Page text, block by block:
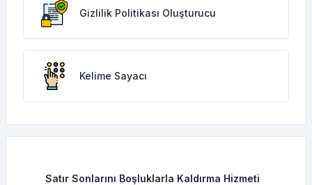
Gizlilik Politikası Oluşturucu
Kelime Sayacı
Satır Sonlarını Boşluklarla Kaldırma Hizmeti